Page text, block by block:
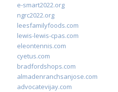
e-smart2022.org
ngrc2022.org
leesfamilyfoods.com
lewis-lewis-cpas.com
eleontennis.com
cyetus.com
bradfordshops.com
almadenranchsanjose.com
advocatevijay.com